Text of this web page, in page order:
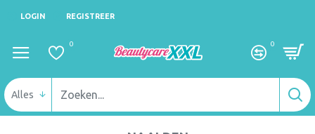
LOGIN REGISTREER
0 0
Alles